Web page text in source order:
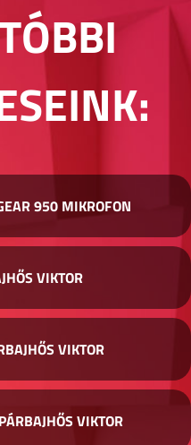
950 MIKROFON
VIKTOR
VIKTOR
VIKTOR